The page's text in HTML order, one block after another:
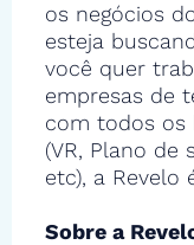
os negócios
esteja
você quer
empresas de
com todos os
(VR, Plano de
etc), a Revelo
Sobre a